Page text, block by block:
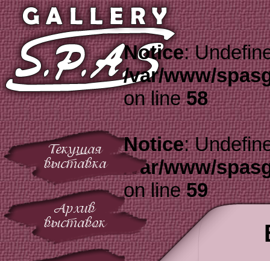
Текущая
выставка
Архив
выставок
Notice:
/var/www/
on line58
Notice:
/var/www/
on line59